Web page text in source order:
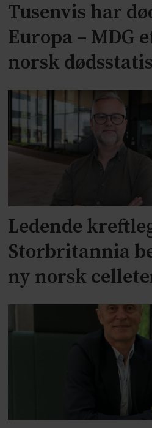
Tusenvis har
Europa – MDG
norsk
Ledende
Storbritannia
ny norsk